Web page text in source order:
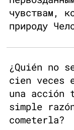
чувствам,
природу
¿Quién no
cien veces
una acción
simple
cometerla?